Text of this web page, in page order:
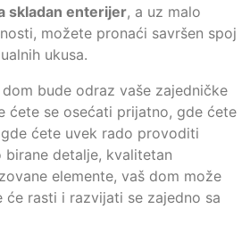
skladan enterijer, a uz malo
možete pronaći savršen spoj
ukusa.
bude odraz vaše zajedničke
ćete se osećati prijatno, gde ćete
ćete uvek rado provoditi
detalje, kvalitetan
elemente, vaš dom može
rasti i razvijati se zajedno sa